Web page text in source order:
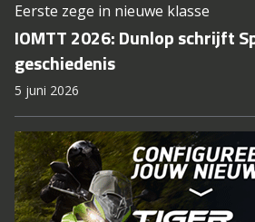
Eerste zege in nieuwe klasse
IOMTT 2026: Dunlop schrijft
geschiedenis
5 juni 2026